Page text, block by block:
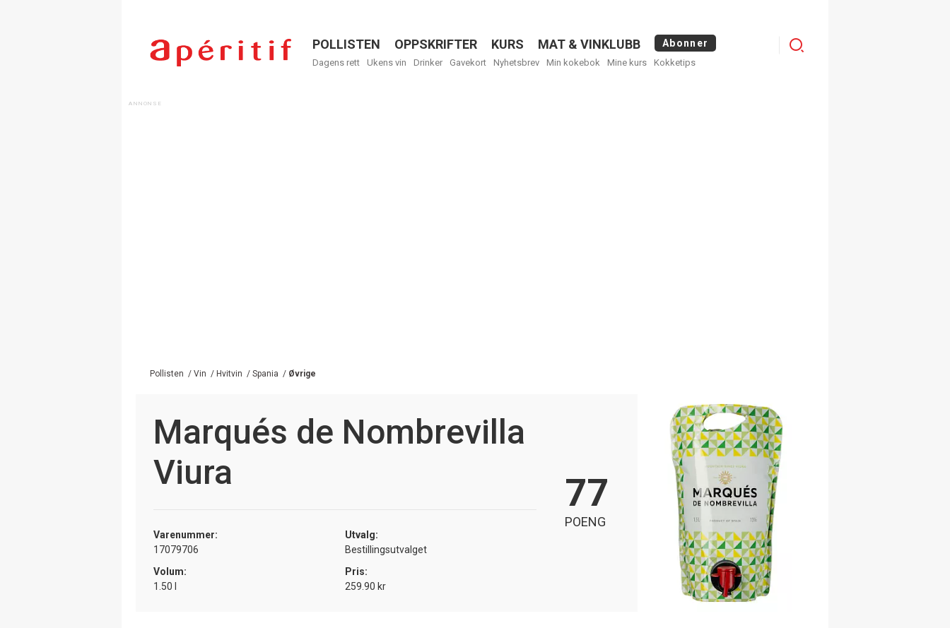
Menu
POLLISTEN OPPSKRIFTER KURS MAT & VINKLUBB Abonner
Dagens rett Ukens vin Drinker Gavekort Nyhetsbrev Min kokebok Mine kurs Kokketips
Menu
Pollisten / Vin / Hvitvin / Spania / Øvrige
Marqués de Nombrevilla
Viura
Varenummer:
17079706
Utvalg:
Bestillingsutvalget
Volum:
1.50 l
Pris:
259.90 kr
77
POENG